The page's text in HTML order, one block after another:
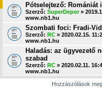
Pótselejtező: Romániát
Szerző: SuperDepor»
www.nb1.hu
Szombati foci: Fradi-
Szerző: RC » 2020.02.15.
www.nb1.hu
Haladás: az ügyvezető
szabad
Szerző: RC » 2020.02.11.
www.nb1.hu
Hozzászólások